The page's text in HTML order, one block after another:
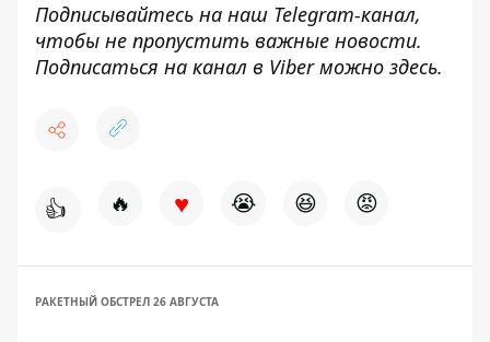
Подписывайтесь на наш Telegram-канал,
чтобы не пропустить важные новости.
Подписаться на канал в Viber можно здесь.
👍 🔥 ♥ 😭 😆 😡
РАКЕТНЫЙ ОБСТРЕЛ 26 АВГУСТА